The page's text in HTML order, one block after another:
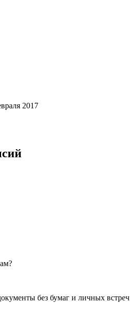
2017
без бумаг и личных встреч